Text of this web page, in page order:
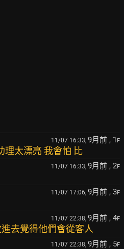
11/07 16:33, 9月前 , 1 F
理太漂亮 我會怕 比
11/07 16:33, 9月前 , 2F
11/07 17:06, 9月前 , 3F
11/07 22:38, 9月前 , 4F
去覺得他們會從客人
11/07 22:38, 9月前 , 5F